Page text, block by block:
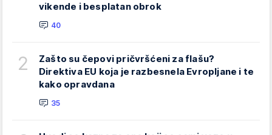
vikende i besplatan obrok
40
2
Zašto su čepovi pričvršćeni za flašu?
Direktiva EU koja je razbesnela Evropljane i te
kako opravdana
35